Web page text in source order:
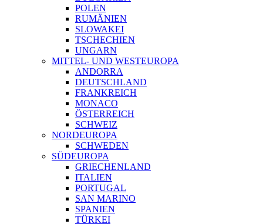
POLEN
RUMÄNIEN
SLOWAKEI
TSCHECHIEN
UNGARN
MITTEL- UND WESTEUROPA
ANDORRA
DEUTSCHLAND
FRANKREICH
MONACO
ÖSTERREICH
SCHWEIZ
NORDEUROPA
SCHWEDEN
SÜDEUROPA
GRIECHENLAND
ITALIEN
PORTUGAL
SAN MARINO
SPANIEN
TÜRKEI